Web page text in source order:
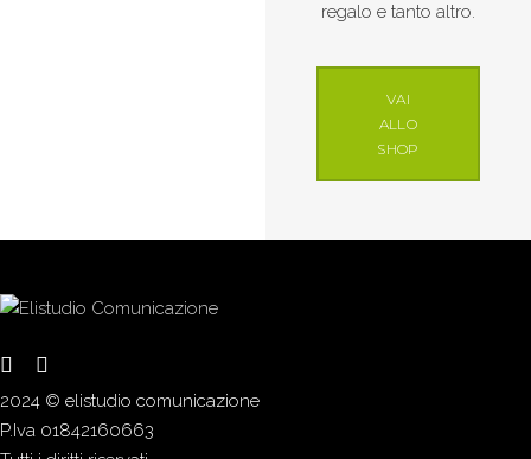
regalo e tanto altro.
VAI
ALLO
SHOP
2024 © elistudio comunicazione
P.Iva 01842160663